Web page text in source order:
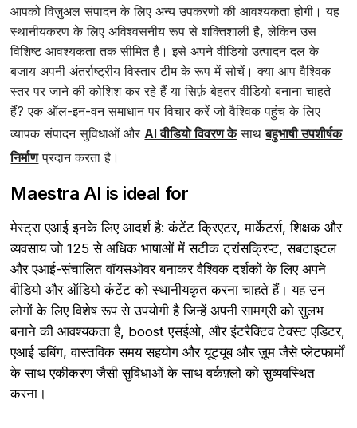
आपको विज़ुअल संपादन के लिए अन्य उपकरणों की आवश्यकता होगी। यह
स्थानीयकरण के लिए अविश्वसनीय रूप से शक्तिशाली है, लेकिन उस
विशिष्ट आवश्यकता तक सीमित है। इसे अपने वीडियो उत्पादन दल के
बजाय अपनी अंतर्राष्ट्रीय विस्तार टीम के रूप में सोचें। क्या आप वैश्विक
स्तर पर जाने की कोशिश कर रहे हैं या सिर्फ़ बेहतर वीडियो बनाना चाहते
हैं? एक ऑल-इन-वन समाधान पर विचार करें जो वैश्विक पहुंच के लिए
व्यापक संपादन सुविधाओं और AI वीडियो विवरण केसाथबहुभाषी उपशीर्षक
निर्माणप्रदान करता है।
Maestra AI is ideal for
मेस्ट्रा एआई इनके लिए आदर्श है: कंटेंट क्रिएटर, मार्केटर्स, शिक्षक और
व्यवसाय जो 125 से अधिक भाषाओं में सटीक ट्रांसक्रिप्ट, सबटाइटल
और एआई-संचालित वॉयसओवर बनाकर वैश्विक दर्शकों के लिए अपने
वीडियो और ऑडियो कंटेंट को स्थानीयकृत करना चाहते हैं। यह उन
लोगों के लिए विशेष रूप से उपयोगी है जिन्हें अपनी सामग्री को सुलभ
बनाने की आवश्यकता है, boost एसईओ, और इंटरैक्टिव टेक्स्ट एडिटर,
एआई डबिंग, वास्तविक समय सहयोग और यूट्यूब और ज़ूम जैसे प्लेटफार्मों
के साथ एकीकरण जैसी सुविधाओं के साथ वर्कफ़्लो को सुव्यवस्थित
करना।